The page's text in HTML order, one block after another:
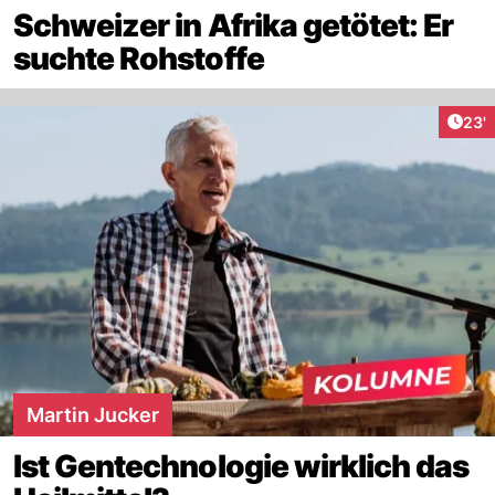
Schweizer in Afrika getötet: Er
suchte Rohstoffe
23'
Martin Jucker
Ist Gentechnologie wirklich das